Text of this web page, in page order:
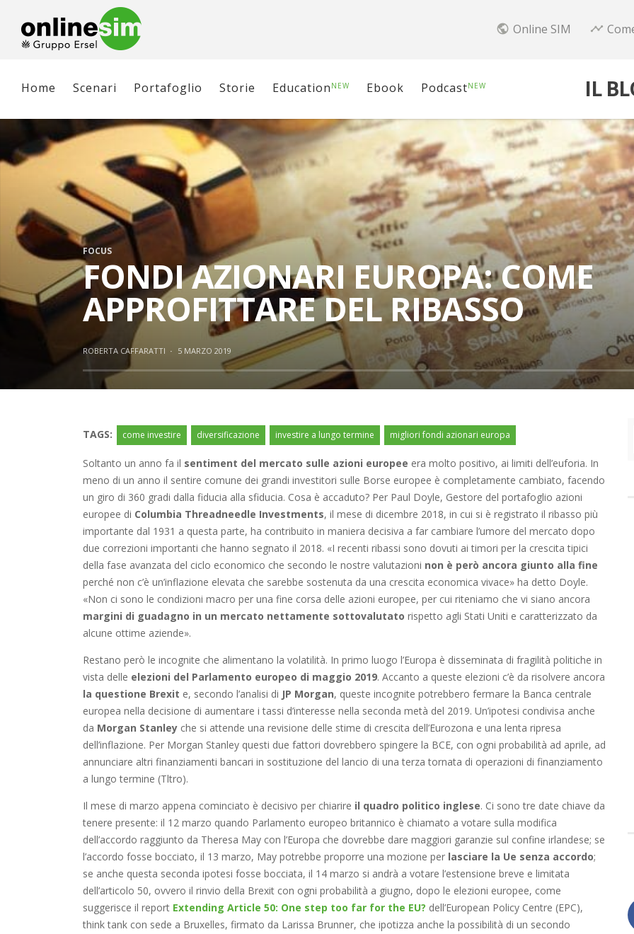
public Online SIM timeline
Home Scenari Portafoglio Storie Education NEW Ebook PodcastNEW IL
FOCUS
FONDI AZIONARI EUROPA: COME
APPROFITTARE DEL RIBASSO
ROBERTA CAFFARATTI · 5 MARZO 2019
TAGS: come investire diversificazione investire a lungo termine migliori fondi azionari europa
Soltanto un anno fa il sentiment del mercato sulle azioni europee era molto positivo, ai limiti dell’euforia. In
meno di un anno il sentire comune dei grandi investitori sulle Borse europee è completamente cambiato, facendo
un giro di 360 gradi dalla fiducia alla sfiducia. Cosa è accaduto? Per Paul Doyle, Gestore del portafoglio azioni
europee di Columbia Threadneedle Investments, il mese di dicembre 2018, in cui si è registrato il ribasso più
importante dal 1931 a questa parte, ha contribuito in maniera decisiva a far cambiare l’umore del mercato dopo
due correzioni importanti che hanno segnato il 2018. «I recenti ribassi sono dovuti ai timori per la crescita tipici
della fase avanzata del ciclo economico che secondo le nostre valutazioni non è però ancora giunto alla fine
perché non c’è un’inflazione elevata che sarebbe sostenuta da una crescita economica vivace» ha detto Doyle.
«Non ci sono le condizioni macro per una fine corsa delle azioni europee, per cui riteniamo che vi siano ancora
margini di guadagno in un mercato nettamente sottovalutato rispetto agli Stati Uniti e caratterizzato da
alcune ottime aziende».
Restano però le incognite che alimentano la volatilità. In primo luogo l’Europa è disseminata di fragilità politiche in
vista delle elezioni del Parlamento europeo di maggio 2019. Accanto a queste elezioni c’è da risolvere ancora
la questione Brexit e, secondo l’analisi di JP Morgan, queste incognite potrebbero fermare la Banca centrale
europea nella decisione di aumentare i tassi d’interesse nella seconda metà del 2019. Un’ipotesi condivisa anche
da Morgan Stanley che si attende una revisione delle stime di crescita dell’Eurozona e una lenta ripresa
dell’inflazione. Per Morgan Stanley questi due fattori dovrebbero spingere la BCE, con ogni probabilità ad aprile, ad
annunciare altri finanziamenti bancari in sostituzione del lancio di una terza tornata di operazioni di finanziamento
a lungo termine (Tltro).
Il mese di marzo appena cominciato è decisivo per chiarire il quadro politico inglese. Ci sono tre date chiave da
tenere presente: il 12 marzo quando Parlamento europeo britannico è chiamato a votare sulla modifica
dell’accordo raggiunto da Theresa May con l’Europa che dovrebbe dare maggiori garanzie sul confine irlandese; se
l’accordo fosse bocciato, il 13 marzo, May potrebbe proporre una mozione per lasciare la Ue senza accordo;
se anche questa seconda ipotesi fosse bocciata, il 14 marzo si andrà a votare l’estensione breve e limitata
dell’articolo 50, ovvero il rinvio della Brexit con ogni probabilità a giugno, dopo le elezioni europee, come
suggerisce il report Extending Article 50: One step too far for the EU? dell’European Policy Centre (EPC),
think tank con sede a Bruxelles, firmato da Larissa Brunner, che ipotizza anche la possibilità di un secondo